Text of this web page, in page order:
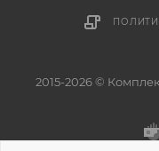
2015-2026 ©